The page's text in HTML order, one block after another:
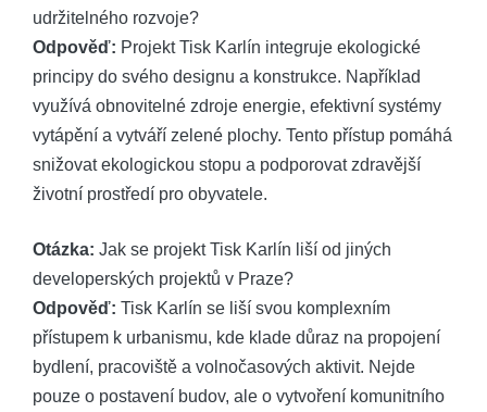
udržitelného rozvoje?
Odpověď: Projekt Tisk Karlín integruje ekologické
principy do svého designu a konstrukce. Například
využívá obnovitelné zdroje energie, efektivní systémy
vytápění a vytváří zelené plochy. Tento přístup pomáhá
snižovat ekologickou stopu a podporovat zdravější
životní prostředí pro obyvatele.
Otázka: Jak se projekt Tisk Karlín liší od jiných
developerských projektů v Praze?
Odpověď: Tisk Karlín se liší svou komplexním
přístupem k urbanismu, kde klade důraz na propojení
bydlení, pracoviště a volnočasových aktivit. Nejde
pouze o postavení budov, ale o vytvoření komunitního